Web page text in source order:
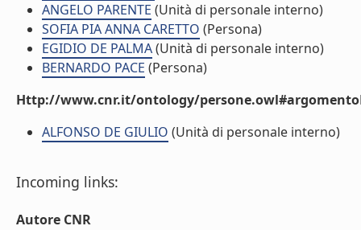
ANGELO PARENTE (Unità di personale interno)
SOFIA PIA ANNA CARETTO (Persona)
EGIDIO DE PALMA(Unità di personale interno)
BERNARDO PACE (Persona)
Http://www.cnr.it/ontology/
ALFONSO DE GIULIO (Unità di personale interno)
Incoming links:
Autore CNR